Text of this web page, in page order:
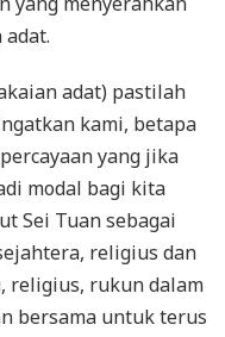
adat) pastilah
kami, betapa
yang jika
modal bagi kita
Sei Tuan sebagai
religius dan
religius, rukun dalam
bersama untuk terus